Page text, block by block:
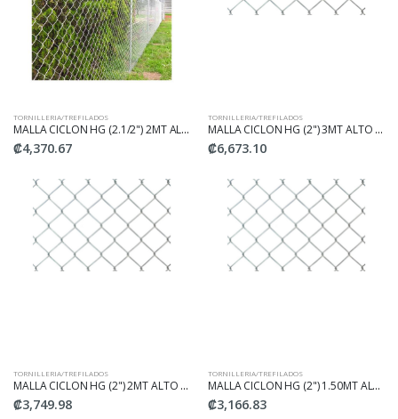
TORNILLERIA/TREFILADOS
MALLA CICLON HG (2.1/2") 2MT ALTO #10
₡4,370.67
TORNILLERIA/TREFILADOS
MALLA CICLON HG (2") 3MT ALTO #10
₡6,673.10
TORNILLERIA/TREFILADOS
MALLA CICLON HG (2") 2MT ALTO #10
₡3,749.98
TORNILLERIA/TREFILADOS
MALLA CICLON HG (2") 1.50MT ALTO #10
₡3,166.83